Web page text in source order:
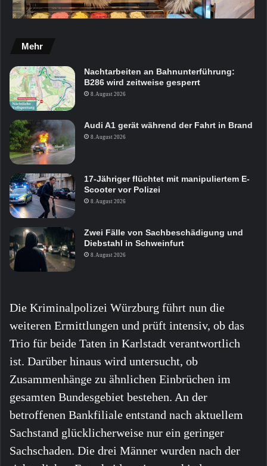
Mehr
Nachtarbeiten an Bahnunterführung:
B286 wird zeitweise gesperrt
8. August 2026
Audi A1 gerät während der Fahrt in Brand
8. August 2026
17-Jähriger flüchtet mit manipuliertem E-
Scooter vor Polizei
8. August 2026
Zwei Fälle von Sachbeschädigung und
Diebstahl in Schweinfurt
8. August 2026
Die Kriminalpolizei Würzburg führt nun die
weiteren Ermittlungen und prüft intensiv, ob das
Trio für beide Taten in Karlstadt verantwortlich
ist. Darüber hinaus wird untersucht, ob
Zusammenhänge zu ähnlichen Einbrüchen im
gesamten Bundesgebiet bestehen. An der
betroffenen Bankfiliale entstand nach aktuellem
Sachstand glücklicherweise nur ein geringer
Sachschaden. Die drei Männer wurden nach der